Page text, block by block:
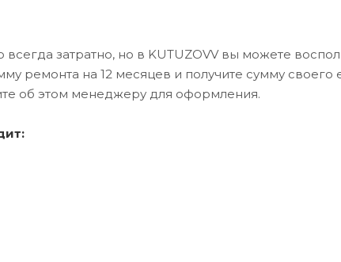
затратно, но в KUTUZOVV вы можете
ремонта на 12 месяцев и получите сумму
об этом менеджеру для оформления.